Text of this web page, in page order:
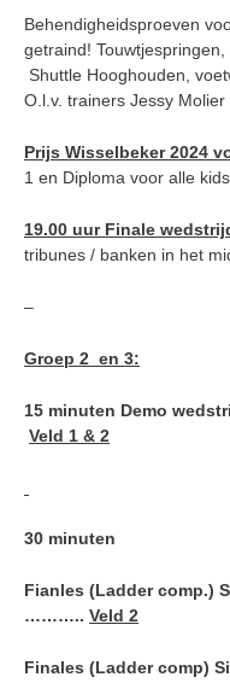
Behendigheidsproeven
getraind!
Shuttle Hooghouden,
O.l.v. trainers Jessy
Prijs Wisselbeker 2024
1 en Diploma voor alle kids
19.00 uur Finale
tribunes / banken in het
–
Groep 2 en 3:
15 minuten Demo
Veld 1 & 2
30 minuten
Fianles (Ladder
……….. Veld 2
Finales (Ladder comp)